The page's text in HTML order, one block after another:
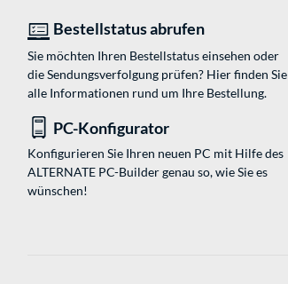
Bestellstatus abrufen
Sie möchten Ihren Bestellstatus einsehen oder
die Sendungsverfolgung prüfen? Hier finden Sie
alle Informationen rund um Ihre Bestellung.
PC-Konfigurator
Konfigurieren Sie Ihren neuen PC mit Hilfe des
ALTERNATE PC-Builder genau so, wie Sie es
wünschen!